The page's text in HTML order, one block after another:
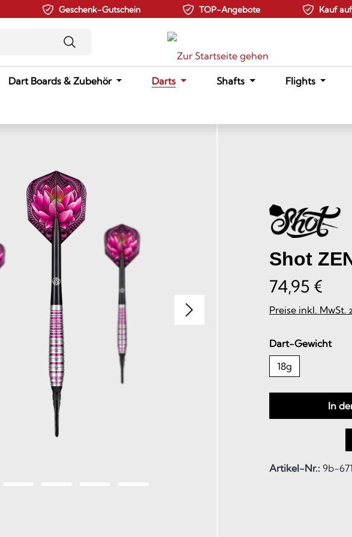
Geschenk-Gutschein TOP-Angebote Kauf
Dart Boards & Zubehör Darts Shafts Flights
Shot
74,95 €
Preise inkl. MwSt.
Dart-Gewicht
18g
In
Artikel-Nr.: 9b-